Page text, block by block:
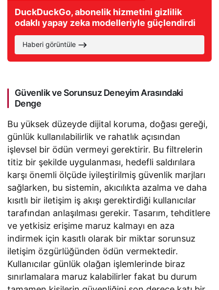
DuckDuckGo, abonelik hizmetini gizlilik
odaklı yapay zeka modelleriyle güçlendirdi
Haberi görüntüle
Güvenlik ve Sorunsuz Deneyim Arasındaki
Denge
Bu yüksek düzeyde dijital koruma, doğası gereği,
günlük kullanılabilirlik ve rahatlık açısından
işlevsel bir ödün vermeyi gerektirir. Bu filtrelerin
titiz bir şekilde uygulanması, hedefli saldırılara
karşı önemli ölçüde iyileştirilmiş güvenlik marjları
sağlarken, bu sistemin, akıcılıkta azalma ve daha
kısıtlı bir iletişim iş akışı gerektirdiği kullanıcılar
tarafından anlaşılması gerekir. Tasarım, tehditlere
ve yetkisiz erişime maruz kalmayı en aza
indirmek için kasıtlı olarak bir miktar sorunsuz
iletişim özgürlüğünden ödün vermektedir.
Kullanıcılar günlük olağan işlemlerinde biraz
sınırlamalara maruz kalabilirler fakat bu durum